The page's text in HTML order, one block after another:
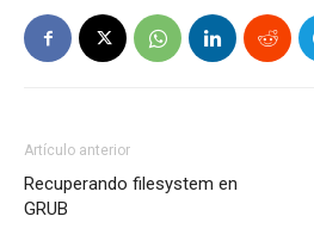
Artículo anterior
Recuperando filesystem en
GRUB